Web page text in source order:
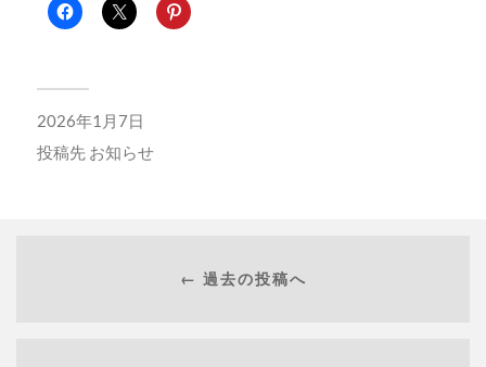
2026年1月7日
投稿先 お知らせ
← 過去の投稿へ